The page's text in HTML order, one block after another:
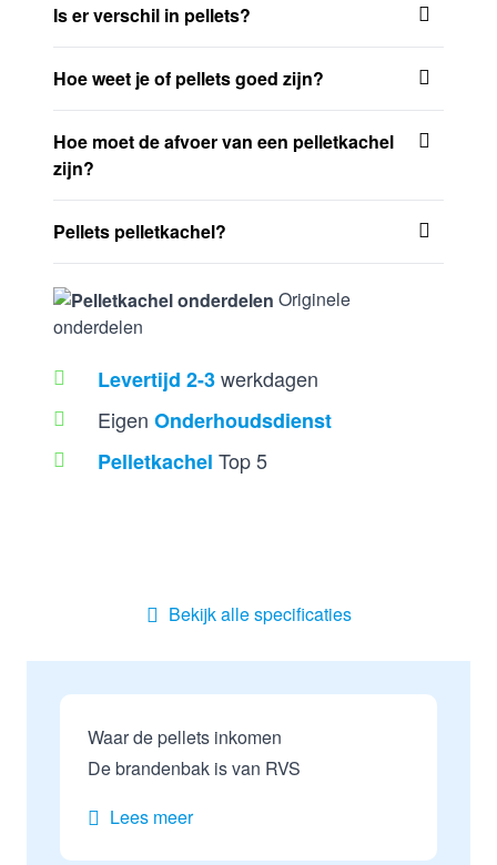
Is er verschil in pellets?
Hoe weet je of pellets goed zijn?
Hoe moet de afvoer van een pelletkachel
zijn?
Pellets pelletkachel?
Originele
onderdelen
Levertijd 2-3werkdagen
Eigen Onderhoudsdienst
Pelletkachel Top 5
Bekijk alle specificaties
Waar de pellets inkomen
De brandenbak is van RVS
Lees meer